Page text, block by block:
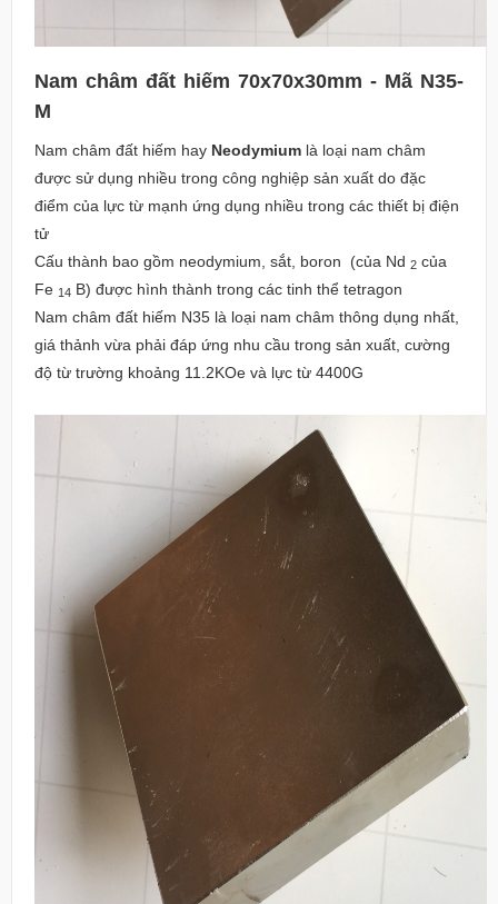
Nam châm đất hiếm 70x70x30mm - Mã N35-
M
Nam châm đất hiếm hay Neodymium là loại nam châm
được sử dụng nhiều trong công nghiệp sản xuất do đặc
điểm của lực từ mạnh ứng dụng nhiều trong các thiết bị điện
tử
Cấu thành bao gồm neodymium, sắt, boron
(của Nd 2 của
Fe 14 B) được hình thành trong các tinh thể tetragon
Nam châm đất hiếm N35 là loại nam châm thông dụng nhất,
giá thảnh vừa phải đáp ứng nhu cầu trong sản xuất, cường
độ từ trường khoảng 11.2KOe và lực từ 4400G